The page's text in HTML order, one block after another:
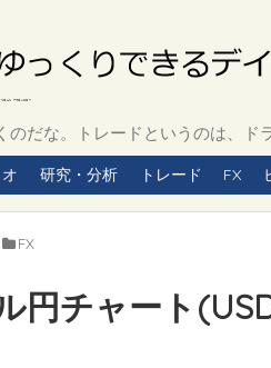
のだな。トレードというのは、
研究・分析 トレード FX
FX
円チャート